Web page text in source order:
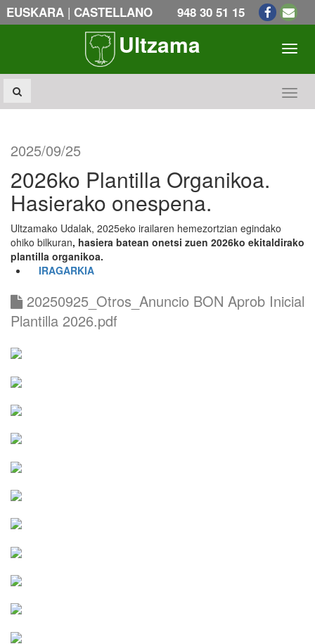
EUSKARA | CASTELLANO 948 30 51 15
Ultzama
2025/09/25
2026ko Plantilla Organikoa.
Hasierako onespena.
Ultzamako Udalak, 2025eko irailaren hemezortzian egindako
ohiko bilkuran, hasiera batean onetsi zuen 2026ko ekitaldirako
plantilla organikoa.
IRAGARKIA
20250925_Otros_Anuncio BON Aprob Inicial
Plantilla 2026.pdf